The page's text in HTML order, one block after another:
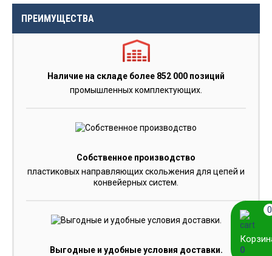
ПРЕИМУЩЕСТВА
Наличие на складе более 852 000 позиций
промышленных комплектующих.
Собственное производство
пластиковых направляющих скольжения для цепей и
конвейерных систем.
Выгодные и удобные условия доставки.
0
0